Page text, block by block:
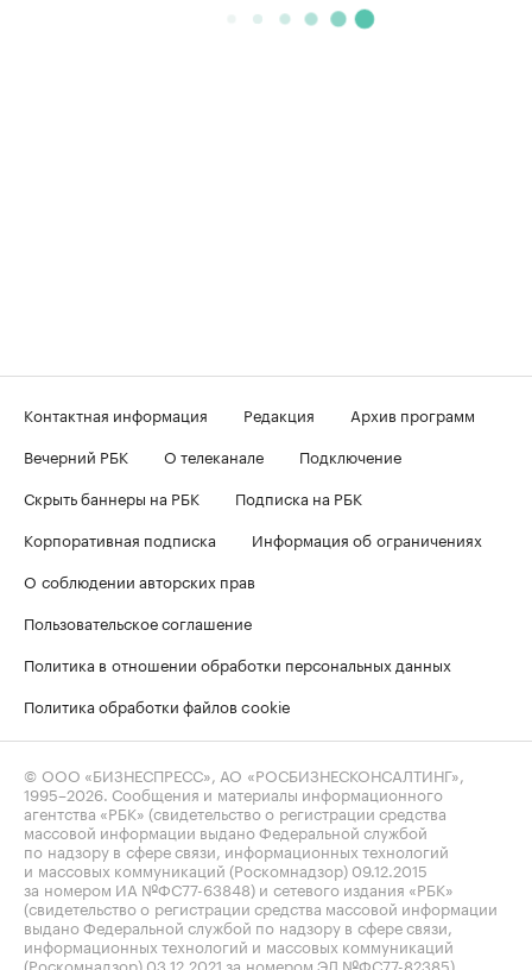
Контактная информация Редакция
Архив программ
Вечерний РБК
О телеканале
Подключение
Скрыть баннеры на РБК
Подписка на РБК
Корпоративная подписка
Информация об ограничениях
О соблюдении авторских прав
Пользовательское соглашение
Политика в отношении обработки персональных данных
Политика обработки файлов cookie
© ООО «БИЗНЕСПРЕСС», АО «РОСБИЗНЕСКОНСАЛТИНГ»,
1995–2026 . Сообщения и материалы информационного
агентства «РБК» (свидетельство о регистрации средства
массовой информации выдано Федеральной службой
по надзору в сфере связи, информационных технологий
и массовых коммуникаций (Роскомнадзор) 09.12.2015
за номером ИА №ФС77-63848) и сетевого издания «РБК»
(свидетельство о регистрации средства массовой информации
выдано Федеральной службой по надзору в сфере связи,
информационных технологий и массовых коммуникаций
(Роскомнадзор) 03.12.2021 за номером ЭЛ №ФС77-82385)